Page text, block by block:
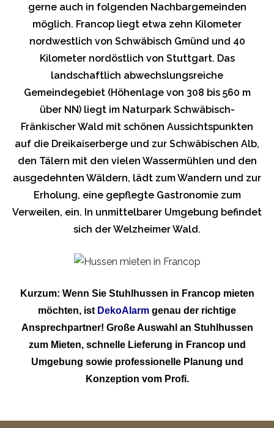
gerne auch in folgenden Nachbargemeinden
möglich. Francop liegt etwa zehn Kilometer
nordwestlich von Schwäbisch Gmünd und 40
Kilometer nordöstlich von Stuttgart. Das
landschaftlich abwechslungsreiche
Gemeindegebiet (Höhenlage von 308 bis 560 m
über NN) liegt im Naturpark Schwäbisch-
Fränkischer Wald mit schönen Aussichtspunkten
auf die Dreikaiserberge und zur Schwäbischen Alb,
den Tälern mit den vielen Wassermühlen und den
ausgedehnten Wäldern, lädt zum Wandern und zur
Erholung, eine gepflegte Gastronomie zum
Verweilen, ein. In unmittelbarer Umgebung befindet
sich der Welzheimer Wald.
Kurzum: Wenn Sie Stuhlhussen in Francop mieten
möchten, ist DekoAlarm genau der richtige
Ansprechpartner! Große Auswahl an Stuhlhussen
zum Mieten, schnelle Lieferung in Francop und
Umgebung sowie professionelle Planung und
Konzeption vom Profi.